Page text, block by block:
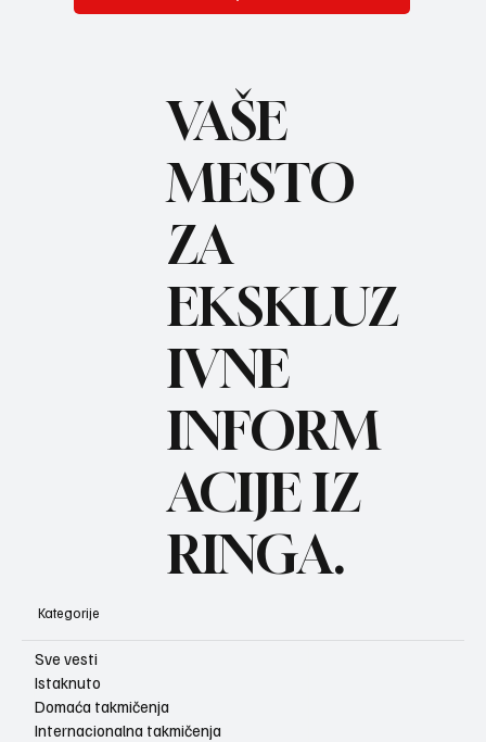
REC
VAŠE
MESTO
ZA
EKSKLUZ
IVNE
INFORM
ACIJE IZ
RINGA.
Kategorije
Sve vesti
Istaknuto
Domaća takmičenja
Internacionalna takmičenja